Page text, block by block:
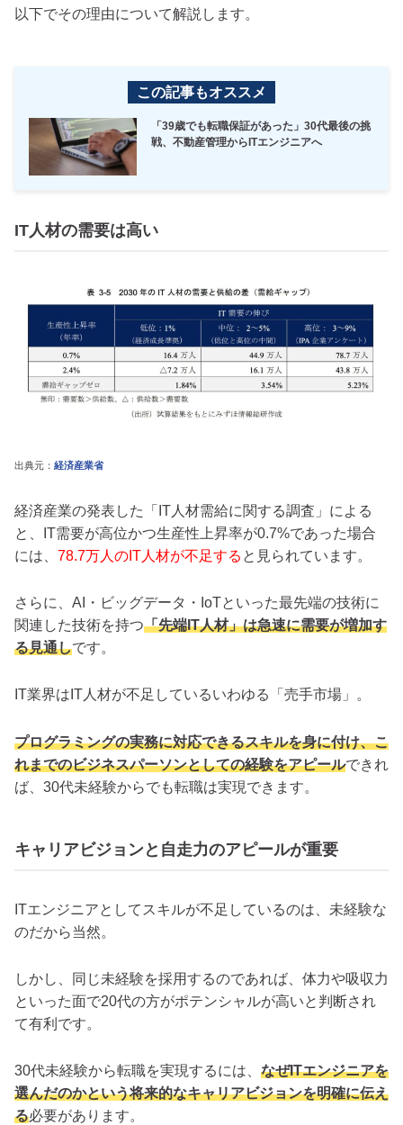
以下でその理由について解説します。
この記事もオススメ
「39歳でも転職保証があった」30代最後の挑
戦、不動産管理からITエンジニアへ
IT人材の需要は高い
出典元： 経済産業省
経済産業の発表した「IT人材需給に関する調査」による
と、IT需要が高位かつ生産性上昇率が0.7%であった場合
には、 78.7万人のIT人材が不足する と見られています。
さらに、AI・ビッグデータ・IoTといった最先端の技術に
関連した技術を持つ「先端IT人材」は急速に需要が増加す
る見通しです。
IT業界はIT人材が不足しているいわゆる「売手市場」。
プログラミングの実務に対応できるスキルを身に付け、こ
れまでのビジネスパーソンとしての経験をアピールできれ
ば、30代未経験からでも転職は実現できます。
キャリアビジョンと自走力のアピールが重要
ITエンジニアとしてスキルが不足しているのは、未経験な
のだから当然。
しかし、同じ未経験を採用するのであれば、体力や吸収力
といった面で20代の方がポテンシャルが高いと判断され
て有利です。
30代未経験から転職を実現するには、 なぜITエンジニアを
選んだのかという将来的なキャリアビジョンを明確に伝え
る必要があります。